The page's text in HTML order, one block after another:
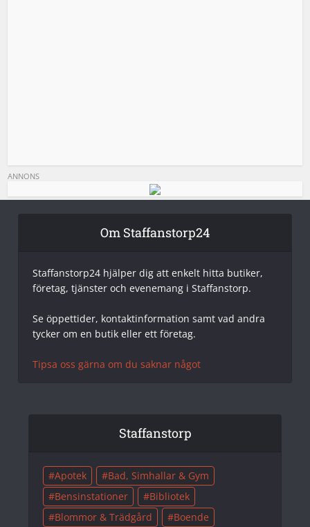
ANNONS
Om Staffanstorp24
Staffanstorp24 hjälper dig att enkelt hitta butiker,
företag, tjänster och evenemang i Staffanstorp.
Se öppettider, kontaktinformation samt vad andra
tycker om en butik eller ett företag.
Tipsa oss gärna om du saknar något
Staffanstorp
Apotek
Bad, Simhallar & Gym
Bensinstationer
Bibliotek
Blommor & Trädgård
Boende